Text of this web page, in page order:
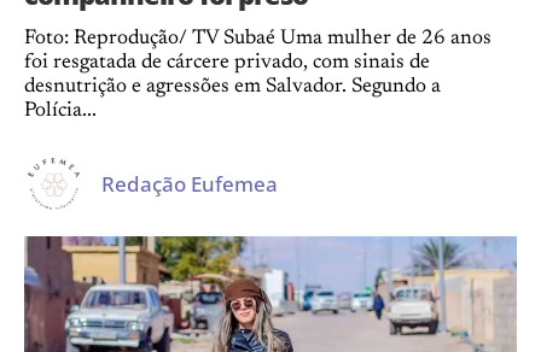
Foto: Reprodução/ TV Subaé Uma mulher de 26 anos
foi resgatada de cárcere privado, com sinais de
desnutrição e agressões em Salvador. Segundo a
Polícia...
Redação Eufemea